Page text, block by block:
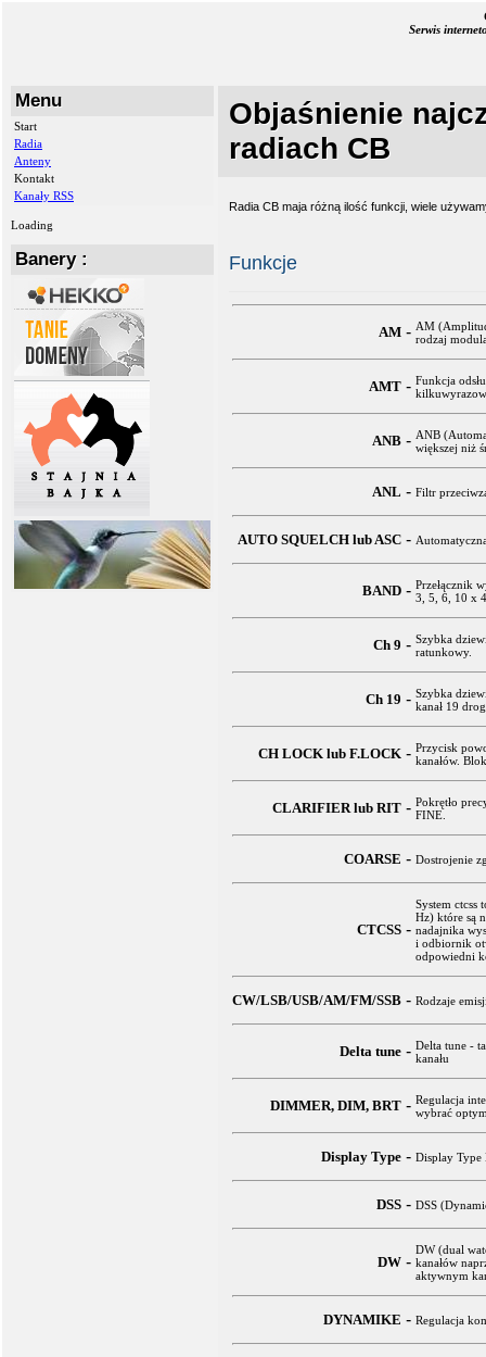
Serwis
Menu
Start
Radia
Anteny
Kontakt
Kanały RSS
Loading
Banery :
Objaśnienie
radiach CB
Radia CB maja różną ilość funkcji, wiele
Funkcje
AM - AM
rodzaj
AMT - Funkcja
ANB - ANB
większej niż
ANL - Filtr
AUTO SQUELCH lub ASC -
BAND - Przełącznik
3, 5, 6, 10 x
Ch 9 - Szybka
ratunkowy.
Ch 19 - Szybka
kanał 19
CH LOCK lub F.LOCK - Przycisk
kanałów.
CLARIFIER lub RIT - Pokrętło
FINE.
COARSE - Dostrojenie
CTCSS -
System ctcss
Hz) które są
nadajnika
i odbiornik
odpowiedni
CW/LSB/USB/AM/FM/SSB - Rodzaje
Delta tune - Delta tune -
kanału
DIMMER, DIM, BRT - Regulacja
wybrać
Display Type - Display Type
DSS - DSS
DW -
DW (dual
kanałów
aktywnym
DYNAMIKE - Regulacja